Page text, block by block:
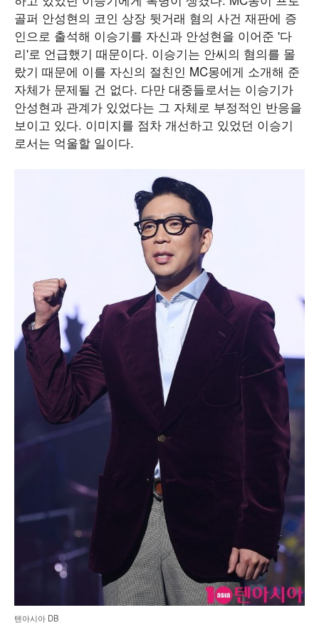
골퍼 안성현의 코인 상장 뒷거래 혐의 사건 재판에 증
인으로 출석해 이승기를 자신과 안성현을 이어준 '다
리'로 언급했기 때문이다. 이승기는 안씨의 혐의를 몰
랐기 때문에 이를 자신의 절친인 MC몽에게 소개해 준
자체가 문제될 건 없다. 다만 대중들로서는 이승기가
안성현과 관계가 있었다는 그 자체로 부정적인 반응을
보이고 있다. 이미지를 점차 개선하고 있었던 이승기
로서는 억울할 일이다.
텐아시아 DB